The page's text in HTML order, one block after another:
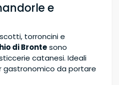
e
torroncini e
di Brontesono
catanesi. Ideali
gastronomico da portare